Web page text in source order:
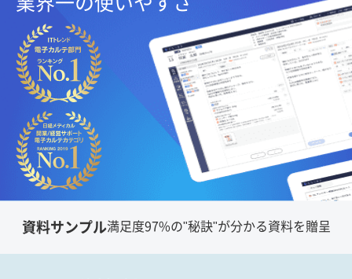
資料サンプル満足度97%の"秘訣"が分かる資料を贈呈